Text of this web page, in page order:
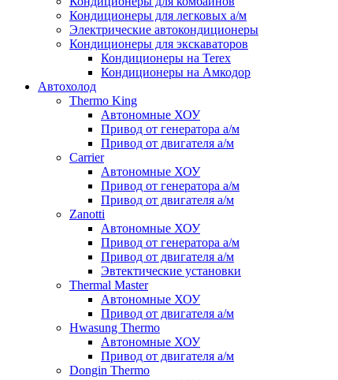
Кондиционеры для легковых а/м
Электрические автокондиционеры
Кондиционеры для экскаваторов
Кондиционеры на Terex
Кондиционеры на Амкодор
Автохолод
Thermo King
Автономные ХОУ
Привод от генератора а/м
Привод от двигателя а/м
Carrier
Автономные ХОУ
Привод от генератора а/м
Привод от двигателя а/м
Zanotti
Автономные ХОУ
Привод от генератора а/м
Привод от двигателя а/м
Эвтектические установки
Thermal Master
Автономные ХОУ
Привод от двигателя а/м
Hwasung Thermo
Автономные ХОУ
Привод от двигателя а/м
Dongin Thermo